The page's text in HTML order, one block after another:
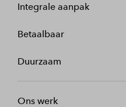
Integrale aanpak
Betaalbaar
Duurzaam
Ons werk